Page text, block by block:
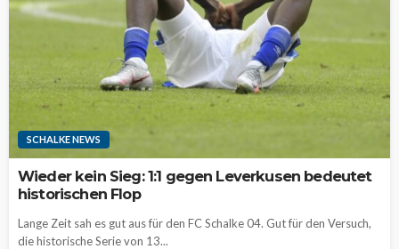
SCHALKE NEWS
Wieder kein Sieg: 1:1 gegen Leverkusen bedeutet
historischen Flop
Lange Zeit sah es gut aus für den FC Schalke 04. Gut für den Versuch,
die historische Serie von 13...